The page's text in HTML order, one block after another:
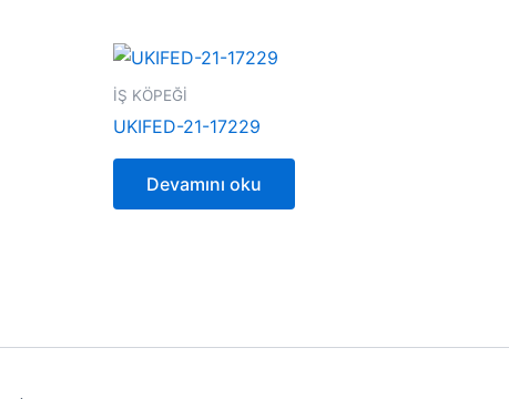
İŞ KÖPEĞİ
UKIFED-21-17229
Devamını oku